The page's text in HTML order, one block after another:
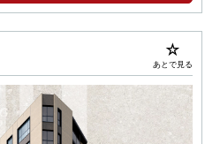
あとで見る